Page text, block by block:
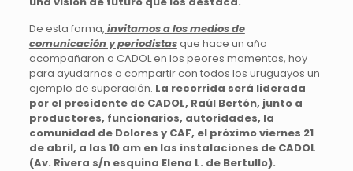
De esta forma, invitamos a los medios de
comunicación y periodistasque hace un año
acompañaron a CADOL en los peores momentos, hoy
para ayudarnos a compartir con todos los uruguayos un
ejemplo de superación. La recorrida será liderada
por el presidente de CADOL, Raúl Bertón, junto a
productores, funcionarios, autoridades, la
comunidad de Dolores y CAF, el próximo viernes 21
de abril, a las 10 am en las instalaciones de CADOL
(Av. Rivera s/n esquina Elena L. de Bertullo).